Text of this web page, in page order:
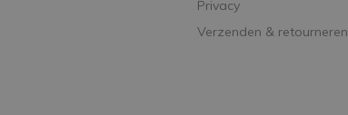
Privacy
Verzenden & retourneren